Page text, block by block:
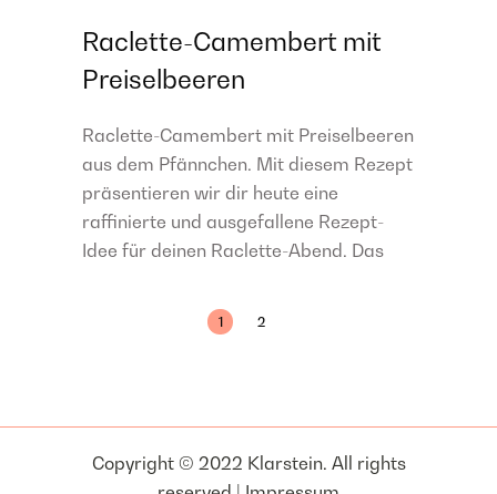
Raclette-Camembert mit
Preiselbeeren
Raclette-Camembert mit Preiselbeeren
aus dem Pfännchen. Mit diesem Rezept
präsentieren wir dir heute eine
raffinierte und ausgefallene Rezept-
Idee für deinen Raclette-Abend. Das
1 2
Copyright © 2022 Klarstein. All rights